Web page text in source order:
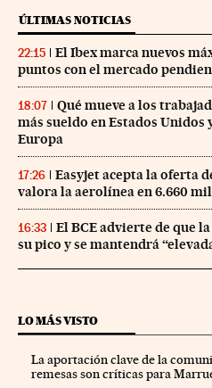
ÚLTIMAS NOTICIAS
22:15
El Ibex marca nuevos
puntos con el mercado
18:07
Qué mueve a los
más sueldo en Estados Unidos
Europa
17:26
Easyjet acepta la oferta
valora la aerolínea en 6.660
16:33
El BCE advierte de que
su pico y se mantendrá
LO MÁS VISTO
La aportación clave de la
remesas son críticas para